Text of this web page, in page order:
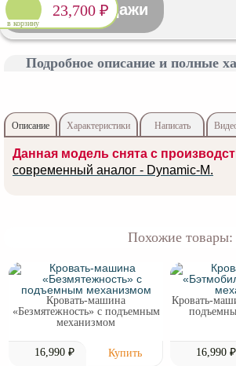
в корзину
23,700 ₽
Снято с продажи
Подробное описание и полные
Описание Характеристики
Написать
отзыв
Данная модель снята с
современный аналог - Dynamic-M.
Похожие товары:
Кровать-машина
«Безмятежность» с подъемным
механизмом
16,990 ₽
Кровать-
16,990 ₽